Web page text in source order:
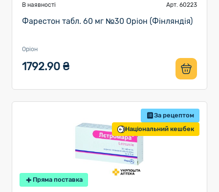
В наявності Арт. 60223
Фарестон табл. 60 мг №30 Оріон (Фінляндія)
Оріон
1792.90 ₴
За рецептом
Національний кешбек
Пряма поставка